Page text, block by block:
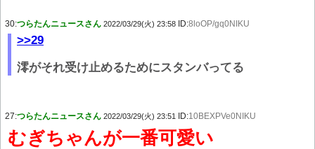
30:つらたんニュースさん 2022/03/29(火) 23:58 ID:8loOP/gq0NIKU
>>29
澪がそれ受け止めるためにスタンバってる
27:つらたんニュースさん 2022/03/29(火) 23:51 ID:10BEXPVe0NIKU
むぎちゃんが一番可愛い